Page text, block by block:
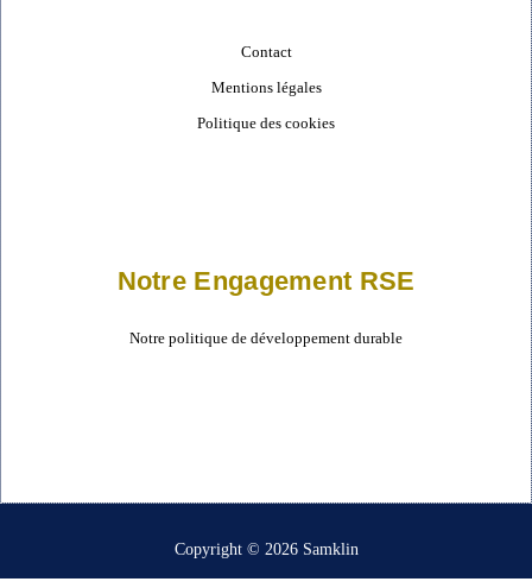
Contact
Mentions légales
Politique des cookies
Notre Engagement RSE
Notre politique de développement durable
Copyright © 2026 Samklin